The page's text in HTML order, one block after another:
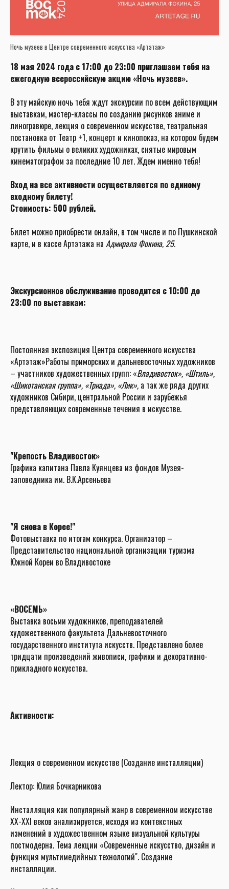
Ночь музеев в Центре современного искусства «Артэтаж»
18 мая 2024 года с 17:00 до 23:00 приглашаем тебя на
ежегодную всероссийскую акцию «Ночь музеев».
В эту майскую ночь тебя ждут экскурсии по всем действующим
выставкам, мастер-классы по созданию рисунков аниме и
линогравюре, лекция о современном искусстве, театральная
постановка от Театр +1, концерт и кинопоказ, на котором будем
крутить фильмы о великих художниках, снятые мировым
кинематографом за последние 10 лет. Ждем именно тебя!
Вход на все активности осуществляется по единому
входному билету!
Стоимость: 500 рублей.
Билет можно приобрести онлайн, в том числе и по Пушкинской
карте, и в кассе Артэтажа на Адмирала Фокина, 25.
Экскурсионное обслуживание проводится с 10:00 до
23:00 по выставкам:
Постоянная экспозиция Центра современного искусства
«Артэтаж»Работы приморских и дальневосточных художников
– участников художественных групп: «Владивосток», «Штиль»,
«Шикотанская группа», «Триада», «Лик», а так же ряда других
художников Сибири, центральной России и зарубежья
представляющих современные течения в искусстве.
"Крепость Владивосток»
Графика капитана Павла Куянцева из фондов Музея-
заповедника им. В.К.Арсеньева
"Я снова в Корее!"
Фотовыставка по итогам конкурса. Организатор –
Представительство национальной организации туризма
Южной Кореи во Владивостоке
«ВОСЕМЬ»
Выставка восьми художников, преподавателей
художественного факультета Дальневосточного
государственного института искусств. Представлено более
тридцати произведений живописи, графики и декоративно-
прикладного искусства.
Активности:
Лекция о современном искусстве (Создание инсталляции)
Лектор: Юлия Бочкарникова
Инсталляция как популярный жанр в современном искусстве
ХХ-XXI веков анализируется, исходя из контекстных
изменений в художественном языке визуальной культуры
постмодерна. Тема лекции «Современные искусство, дизайн и
функция мультимедийных технологий". Создание
инсталляции.